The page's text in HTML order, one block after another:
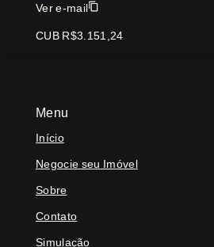
Menu
Início
Negocie seu Imóvel
Sobre
Contato
Simulação
Ver e-mail
CUB R$3.151,24